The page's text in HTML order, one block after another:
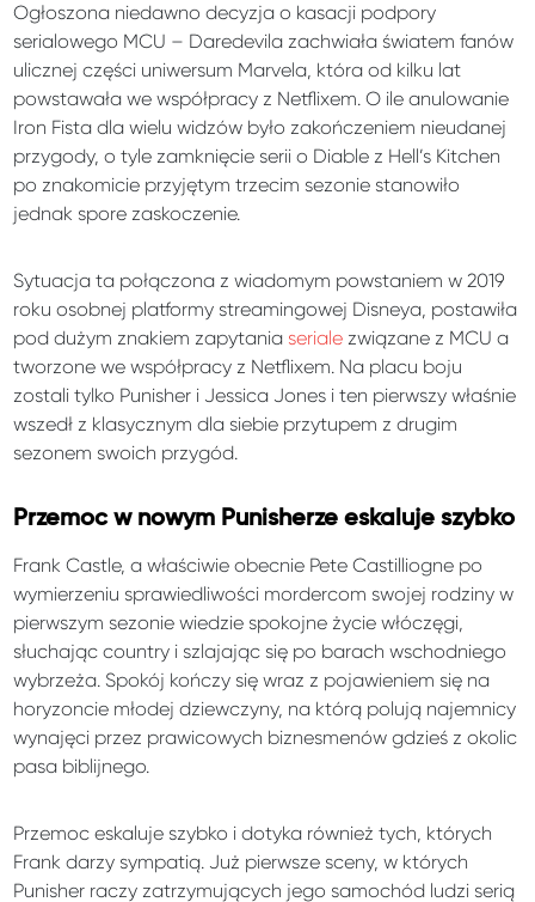
Ogłoszona niedawno decyzja o kasacji podpory
serialowego MCU – Daredevila zachwiała światem fanów
ulicznej części uniwersum Marvela, która od kilku lat
powstawała we współpracy z Netflixem. O ile anulowanie
Iron Fista dla wielu widzów było zakończeniem nieudanej
przygody, o tyle zamknięcie serii o Diable z Hell’s Kitchen
po znakomicie przyjętym trzecim sezonie stanowiło
jednak spore zaskoczenie.
Sytuacja ta połączona z wiadomym powstaniem w 2019
roku osobnej platformy streamingowej Disneya, postawiła
pod dużym znakiem zapytania seriale związane z MCU a
tworzone we współpracy z Netflixem. Na placu boju
zostali tylko Punisher i Jessica Jones i ten pierwszy właśnie
wszedł z klasycznym dla siebie przytupem z drugim
sezonem swoich przygód.
Przemoc w nowym Punisherze eskaluje szybko
Frank Castle, a właściwie obecnie Pete Castilliogne po
wymierzeniu sprawiedliwości mordercom swojej rodziny w
pierwszym sezonie wiedzie spokojne życie włóczęgi,
słuchając country i szlajając się po barach wschodniego
wybrzeża. Spokój kończy się wraz z pojawieniem się na
horyzoncie młodej dziewczyny, na którą polują najemnicy
wynajęci przez prawicowych biznesmenów gdzieś z okolic
pasa biblijnego.
Przemoc eskaluje szybko i dotyka również tych, których
Frank darzy sympatią. Już pierwsze sceny, w których
Punisher raczy zatrzymujących jego samochód ludzi serią